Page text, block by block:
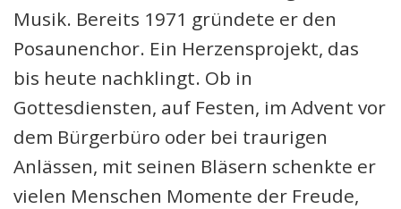
Musik. Bereits 1971 gründete er den
Posaunenchor. Ein Herzensprojekt, das
bis heute nachklingt. Ob in
Gottesdiensten, auf Festen, im Advent vor
dem Bürgerbüro oder bei traurigen
Anlässen, mit seinen Bläsern schenkte er
vielen Menschen Momente der Freude,